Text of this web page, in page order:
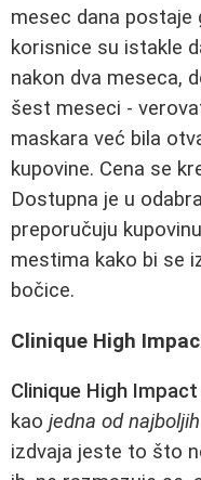
mesec dana postaje
korisnice su istakle
nakon dva meseca,
šest meseci -
maskara već bila
kupovine. Cena se
Dostupna je u
preporučuju
mestima kako bi se
bočice.
Clinique High
Clinique High Impact
kao jedna od
izdvaja jeste to što